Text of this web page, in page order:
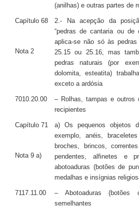
(anilhas) e outras partes de
Capítulo 68
Nota 2
2.- Na acepção da
“pedras de cantaria ou de
aplica-se não só às
25.15 ou 25.16, mas
pedras naturais (por
dolomita, esteatita)
exceto a ardósia
7010.20.00
– Rolhas, tampas e outros
recipientes
Capítulo 71
Nota 9 a)
a) Os pequenos objetos
exemplo, anéis,
broches, brincos,
pendentes, alfinetes e
abotoaduras (botões de
medalhas e insígnias
7117.11.00
– Abotoaduras
semelhantes